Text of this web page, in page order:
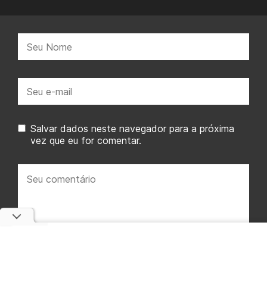
mail:
Salvar dados neste navegador para a próxima
vez que eu for comentar.
comentário: